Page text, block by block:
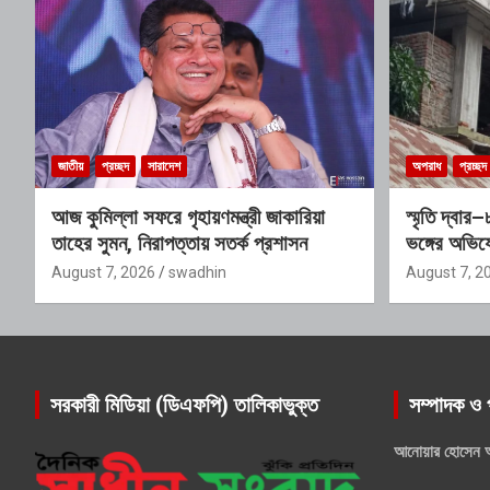
জাতীয় প্রচ্ছদ সারাদেশ
আজ কুমিল্লা সফরে গৃহায়ণমন্ত্রী জাকারিয়া
তাহের সুমন, নিরাপত্তায় সতর্ক প্রশাসন
August 7, 2026 swadhin
অপরাধ প্রচ্ছদ
স্মৃতি
ভঙ্গের
August 7,
সরকারী মিডিয়া (ডিএফপি) তালিকাভুক্ত সম্পাদক ও
আনোয়ার হোসেন